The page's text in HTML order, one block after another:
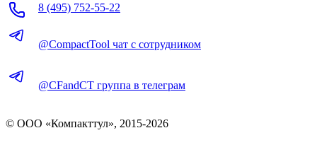
8 (495) 752-55-22
@CompactTool чат с сотрудником
@CFandCT группа в телеграм
© OOO «Компакттул», 2015-2026